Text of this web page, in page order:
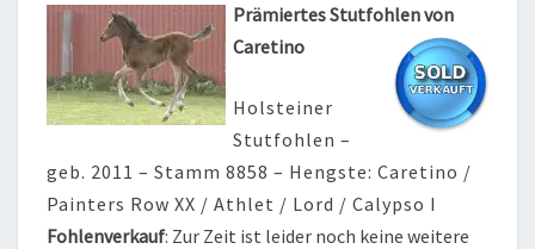
Prämiertes Stutfohlen von
Caretino
Holsteiner
Stutfohlen –
geb. 2011 – Stamm 8858 – Hengste: Caretino /
Painters Row XX / Athlet / Lord / Calypso I
Fohlenverkauf: Zur Zeit ist leider noch keine weitere